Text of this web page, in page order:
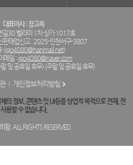
대표이사 : 장고옥
30 벨라미 1차 상가 1017호
판매업신고 : 2025-인천서구-3807
(jgo4080@hanmail.net)
메일 : jgo4080@naver.com
및 공휴일 휴무) (주말 및 공휴일 휴무)
개인정보처리방침
의 정보, 콘텐츠 및 UI등을 상업적 목적으로 전재, 전
용할 수 없습니다.
. ALL RIGHTS RESERVED.